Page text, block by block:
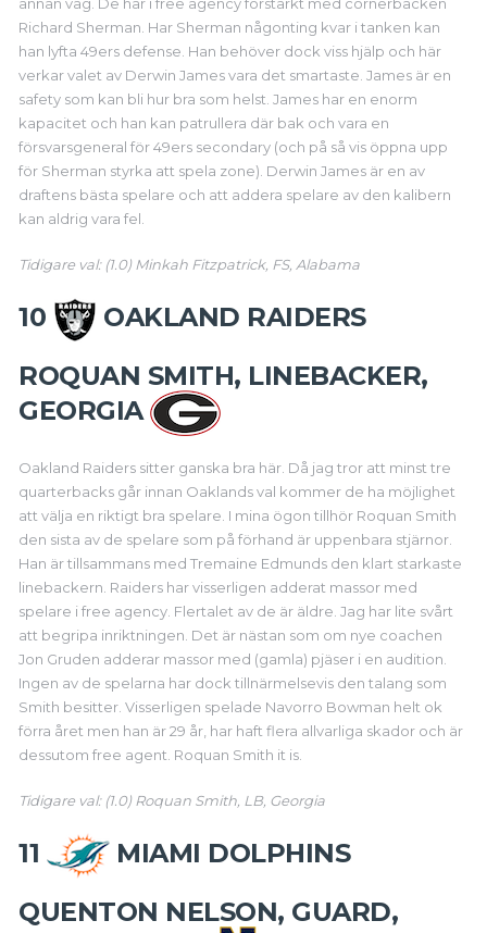
Richard Sherman. Har Sherman någonting kvar i tanken kan
han lyfta 49ers defense. Han behöver dock viss hjälp och här
verkar valet av Derwin James vara det smartaste. James är en
safety som kan bli hur bra som helst. James har en enorm
kapacitet och han kan patrullera där bak och vara en
försvarsgeneral för 49ers secondary (och på så vis öppna upp
för Sherman styrka att spela zone). Derwin James är en av
draftens bästa spelare och att addera spelare av den kalibern
kan aldrig vara fel.
Tidigare val: (1.0) Minkah Fitzpatrick, FS, Alabama
10
OAKLAND RAIDERS
ROQUAN SMITH, LINEBACKER,
GEORGIA
Oakland Raiders sitter ganska bra här. Då jag tror att minst tre
quarterbacks går innan Oaklands val kommer de ha möjlighet
att välja en riktigt bra spelare. I mina ögon tillhör Roquan Smith
den sista av de spelare som på förhand är uppenbara stjärnor.
Han är tillsammans med Tremaine Edmunds den klart starkaste
linebackern. Raiders har visserligen adderat massor med
spelare i free agency. Flertalet av de är äldre. Jag har lite svårt
att begripa inriktningen. Det är nästan som om nye coachen
Jon Gruden adderar massor med (gamla) pjäser i en audition.
Ingen av de spelarna har dock tillnärmelsevis den talang som
Smith besitter. Visserligen spelade Navorro Bowman helt ok
förra året men han är 29 år, har haft flera allvarliga skador och är
dessutom free agent. Roquan Smith it is.
Tidigare val: (1.0) Roquan Smith, LB, Georgia
11
MIAMI DOLPHINS
QUENTON NELSON, GUARD,